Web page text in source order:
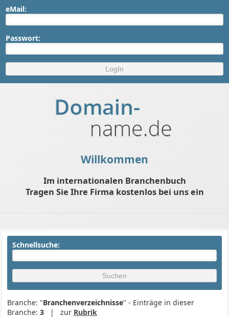
eMail:
Passwort:
Willkommen
Im internationalen Branchenbuch
Tragen Sie Ihre Firma kostenlos bei uns ein
Schnellsuche:
Branche: "Branchenverzeichnisse" - Einträge in dieser
Branche: 3| zur Rubrik